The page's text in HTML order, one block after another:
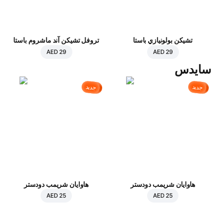
تشيكن بولونيازي باستا
AED 29
تروفل تشيكن آند ماشروم باستا
AED 29
سايدس
جديد
هاوايان شريمب دودستر
AED 25
جديد
هاوايان شريمب دودستر
AED 25